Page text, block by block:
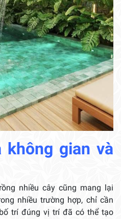
gian và
nhiều cây cũng mang lại
nhiều trường hợp, chỉ cần
trí đúng vị trí đã có thể tạo